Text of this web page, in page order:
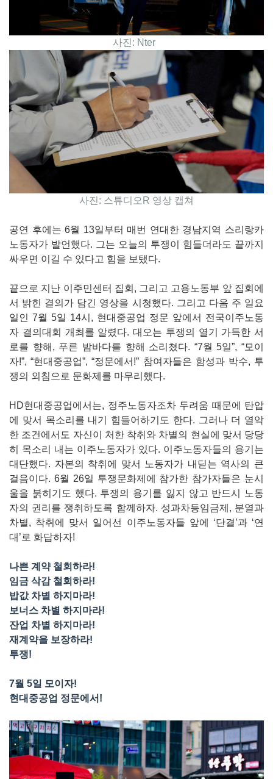
사진: Nter
사진: 스튜디오R 영상 캡쳐
공연 후에는 6월 13일부터 매번 연대한 경남지역 스리랑카
노동자가 발언했다. 그는 오늘의 투쟁이 힘들더라도 끝까지
싸우면 이길 수 있다고 힘을 보탰다.
끝으로 지난 이주민센터 집회, 그리고 고용노동부 앞 집회에
서 밝힌 결의가 담긴 영상을 시청했다. 그리고 다음 주 일요
일인 7월 5일 14시, 현대중공업 정문 앞에서 전국이주노동
자 결의대회 개최를 알렸다. 대오는 투쟁의 열기 가득한 서
로를 향해, 푸른 밤바다를 향해 소리쳤다. “7월 5일”, “모이
자!”, “현대중공업”, “정문에서!” 참여자들은 함성과 박수, 투
쟁의 외침으로 문화제를 마무리했다.
HD현대중공업에서는, 정주노동자조차 두려움 때문에 탄압
에 맞서 목소리를 내기 힘들어하기도 한다. 그러나 더 열악
한 조건에서도 자신이 처한 착취와 차별의 현실에 맞서 당당
히 목소리 내는 이주노동자가 있다. 이주노동자들의 용기는
대단했다. 자본의 착취에 맞서 노동자가 내딛는 역사의 큰
걸음이다. 6월 26일 투쟁문화제에 참가한 참가자들은 눈시
울을 붉히기도 했다. 투쟁의 용기를 잃지 않고 반드시 노동
자의 권리를 쟁취하도록 함께하자. 성과차등임금제, 분열과
차별, 착취에 맞서 일어선 이주노동자들 앞에 ‘단결’과 ‘연
대’로 화답하자!
나쁜 계약 철회하라!
임금 삭감 철회하라!
밥값 차별 하지마라!
보너스 차별 하지마라!
잔업 차별 하지마라!
재계약을 보장하라!
투쟁!
7월 5일 모이자!
현대중공업 정문에서!